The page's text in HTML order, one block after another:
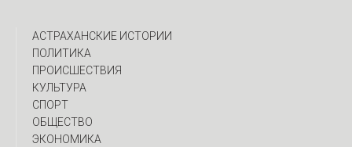
АСТРАХАНСКИЕ ИСТОРИИ
ПОЛИТИКА
ПРОИСШЕСТВИЯ
КУЛЬТУРА
СПОРТ
ОБЩЕСТВО
ЭКОНОМИКА